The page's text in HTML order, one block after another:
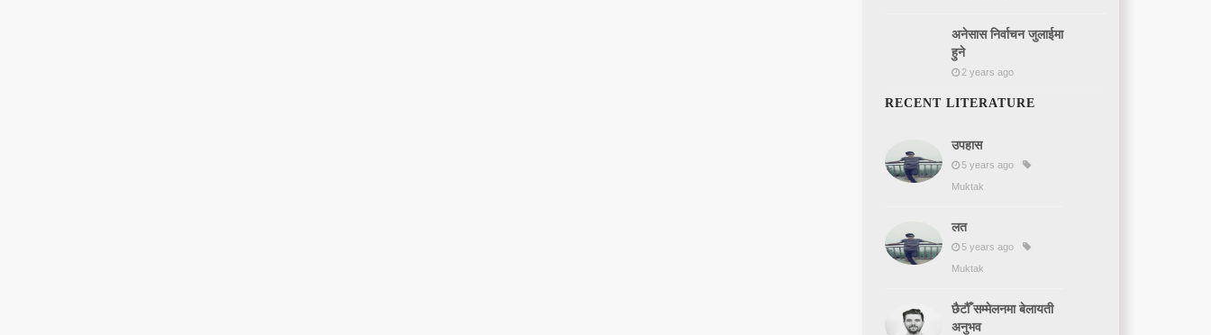
अनेसास निर्वाचन जुलाईमा
हुने
2 years ago
RECENT LITERATURE
उपहास
5 years ago
Muktak
लत
5 years ago
Muktak
छैटौँ सम्मेलनमा बेलायती
अनुभव